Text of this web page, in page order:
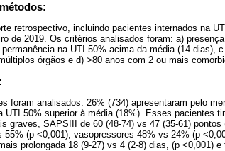
retrospectivo, incluindo pacientes internados na
de 2019. Os critérios analisados foram: a)
na UTI 50% acima da média (14 dias),
órgãos e d) >80 anos com 2 ou mais
foram analisados. 26% (734) apresentaram pelo
UTI 50% superior à média (18%). Esses pacientes
graves, SAPSIII de 60 (48-74) vs 47 (35-61)
55% (p <0,001), vasopressores 48% vs 24% (p
prolongada 18 (9-27) vs 4 (2-8) dias, (p <0,001)